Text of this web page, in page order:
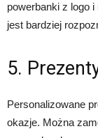
powerbanki z logo
jest bardziej
5.
Personalizowane
okazje. Można